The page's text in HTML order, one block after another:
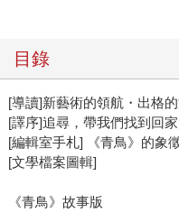
目錄
[導讀]新藝術的領航・出格
[譯序]追尋，帶我們找到回
[編輯室手札] 《青鳥》的象
[文學檔案圖輯]
《青鳥》故事版